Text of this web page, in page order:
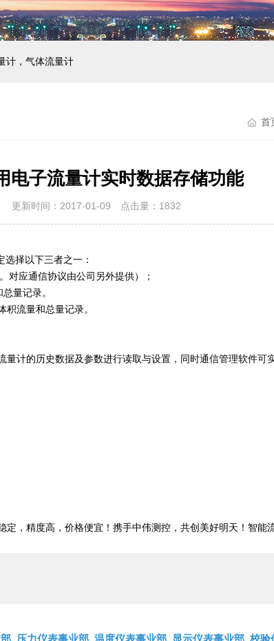
计，气体流量计
首
电子流量计实时数据存储功能
更新时间：2017-01-09 点击量： 1832
择以下三者之一：
对应通信协议由公司另外提供）；
量记录。
积流量和总量记录。
计的历史数据及参数进行读取与设置，同时通信管理软件可
，精度高，价格便宜！携手中伟测控，共创美好明天 ！智能
压力仪表事业部 温度仪表事业部 显示仪表事业部 校验